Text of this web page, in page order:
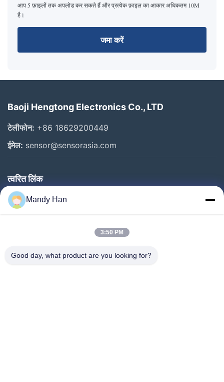
आप 5 फ़ाइलों तक अपलोड कर सकते हैं और प्रत्येक फ़ाइल का आकार अधिकतम 10M
है।
जमा करें
Baoji Hengtong Electronics Co., LTD
टेलीफोन: +86 18629200449
ईमेल: sensor@sensorasia.com
त्वरित लिंक
घर
उत्पादों
हमारे बारे में
Mandy Han
3:50 PM
Good day, what product are you looking for?